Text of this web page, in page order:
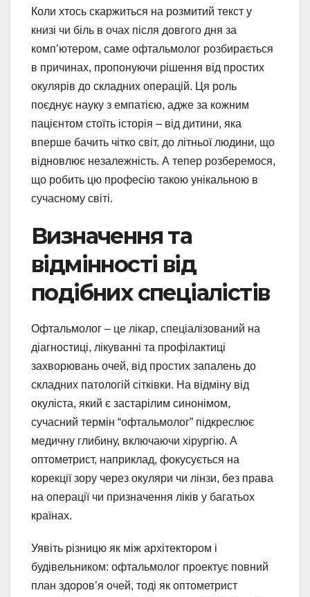
Коли хтось скаржиться на розмитий текст у
книзі чи біль в очах після довгого дня за
комп’ютером, саме офтальмолог розбирається
в причинах, пропонуючи рішення від простих
окулярів до складних операцій. Ця роль
поєднує науку з емпатією, адже за кожним
пацієнтом стоїть історія – від дитини, яка
вперше бачить чітко світ, до літньої людини, що
відновлює незалежність. А тепер розберемося,
що робить цю професію такою унікальною в
сучасному світі.
Визначення та
відмінності від
подібних спеціалістів
Офтальмолог – це лікар, спеціалізований на
діагностиці, лікуванні та профілактиці
захворювань очей, від простих запалень до
складних патологій сітківки. На відміну від
окуліста, який є застарілим синонімом,
сучасний термін “офтальмолог” підкреслює
медичну глибину, включаючи хірургію. А
оптометрист, наприклад, фокусується на
корекції зору через окуляри чи лінзи, без права
на операції чи призначення ліків у багатьох
країнах.
Уявіть різницю як між архітектором і
будівельником: офтальмолог проектує повний
план здоров’я очей, тоді як оптометрист